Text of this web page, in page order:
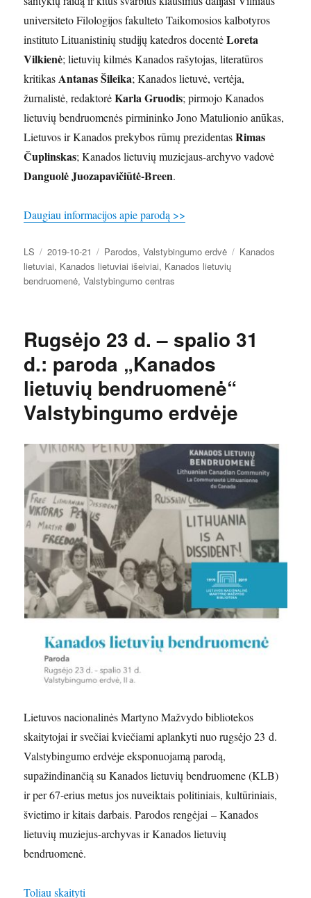
universiteto Filologijos fakulteto Taikomosios kalbotyros
instituto Lituanistinių studijų katedros docentėLoreta
Vilkienė; lietuvių kilmės Kanados rašytojas, literatūros
kritikas Antanas Šileika; Kanados lietuvė, vertėja,
žurnalistė, redaktorėKarla Gruodis; pirmojo Kanados
lietuvių bendruomenės pirmininko Jono Matulionio anūkas,
Lietuvos ir Kanados prekybos rūmų prezidentasRimas
Čuplinskas; Kanados lietuvių muziejaus-archyvo vadovė
Danguolė Juozapavičiūtė-Breen.
Daugiau informacijos apie parodą >>
Autorius
LS Paskelbta
2019-10-21 Kategorijos
Parodos,Valstybingumo erdvė Žymos
Kanados
lietuviai, Kanados lietuviai išeiviai, Kanados lietuvių
bendruomenė,Valstybingumo centras
Rugsėjo 23 d. – spalio 31
d.: paroda „Kanados
lietuvių bendruomenė“
Valstybingumo erdvėje
Lietuvos nacionalinės Martyno Mažvydo bibliotekos
skaitytojai ir svečiai kviečiami aplankyti nuo rugsėjo 23 d.
Valstybingumo erdvėje eksponuojamą parodą,
supažindinančią su Kanados lietuvių bendruomene (KLB)
ir per 67-erius metus jos nuveiktais politiniais, kultūriniais,
švietimo ir kitais darbais. Parodos rengėjai – Kanados
lietuvių muziejus-archyvas ir Kanados lietuvių
bendruomenė.
Toliau skaityti